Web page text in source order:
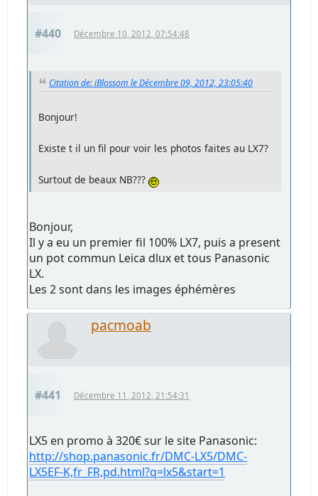
#440 Décembre 10, 2012, 07:54:48
Citation de: iBlossom le Décembre 09, 2012, 23:05:40
Bonjour!
Existe t il un fil pour voir les photos faites au LX7?
Surtout de beaux NB???
Bonjour,
Il y a eu un premier fil 100% LX7, puis a present
un pot commun Leica dlux et tous Panasonic
LX.
Les 2 sont dans les images éphémères
pacmoab
#441 Décembre 11, 2012, 21:54:31
LX5 en promo à 320€ sur le site Panasonic:
http://shop.panasonic.fr/DMC-LX5/DMC-
LX5EF-K,fr_FR,pd.html?q=lx5&start=1